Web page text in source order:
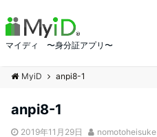
マイディ 〜身分証アプリ〜
MyiD anpi8-1
anpi8-1
2019年11月29日 nomotoheisuke